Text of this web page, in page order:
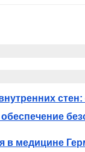
в медицине